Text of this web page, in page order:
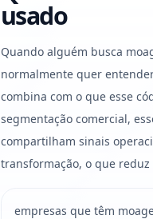
usado
Quando alguém busca
normalmente quer
combina com o que esse
segmentação comercial,
compartilham sinais
transformação, o que
empresas que têm